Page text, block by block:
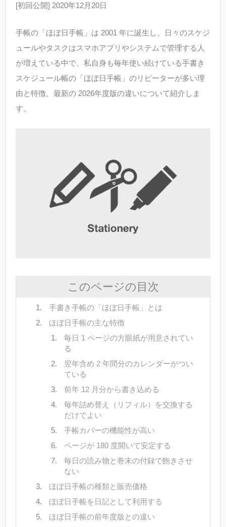
[初回公開] 2020年12月20日
手帳の「ほぼ日手帳」は 2001 年に誕生し、日々のスケジ
ュールやタスクはスマホアプリやシステムで管理する人
が増えている中で、私自身も毎年使い続けている手書き
スケジュール帳の「ほぼ日手帳」のリピーターが多い理
由と特徴、最新の 2026年度版の違いについて紹介しま
す。
このページの目次
手書き手帳の「ほぼ日手帳」とは
ほぼ日手帳の主な特徴
毎日 1 ページの方眼紙が用意されてい
る
翌年含め 2 年間分のカレンダーがつい
ている
前年 12 月分から書き込める
毎年詰め替え（リフィル）を交換する
だけでよい
手帳カバーの機能性が高い
ページが 180 度開いて安定する
毎日の読み物と巻末の付録で飽きさせ
ない
ほぼ日手帳の種類と販売価格
ほぼ日手帳を日記として利用する
ほぼ日手帳の前年度版との違い